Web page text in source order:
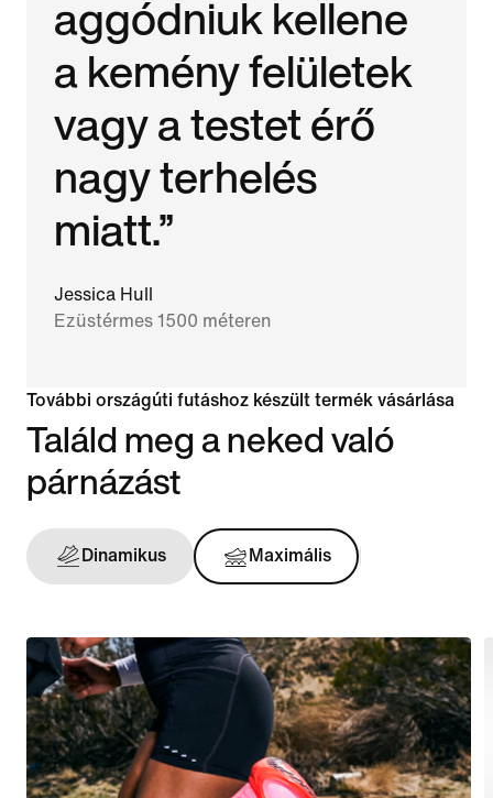
aggódniuk kellene
a kemény felületek
vagy a testet érő
nagy terhelés
miatt.”
Jessica Hull
Ezüstérmes 1500 méteren
További országúti futáshoz készült termék vásárlása
Találd meg a neked való
párnázást
Dinamikus Maximális